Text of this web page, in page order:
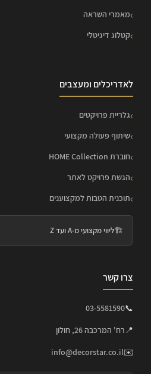
מאמרי השראה
קטלוג דיגיטלי
לאדריכלים ומעצבים
גלריית פרויקטים
שיתוף פעולה מקצועי
חוברת HOME Collection
הגשת פרויקט לאתר
תוכנית הטבות למקצוענים
🏗️ליווי מקצועי מ-A ועד Z
צרו קשר
📞
03-5581590
📍רח' המרכבה 26, חולון
✉️
info@decorstar.co.il